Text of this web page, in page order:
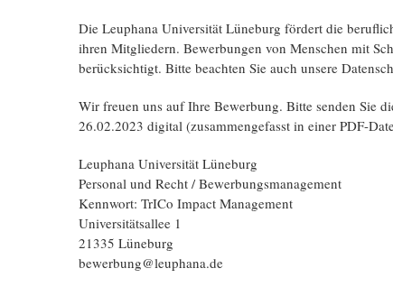
Die Leuphana Universität Lüneburg fördert die
ihren Mitgliedern. Bewerbungen von Menschen mit
berücksichtigt. Bitte beachten Sie auch unsere
Wir freuen uns auf Ihre Bewerbung. Bitte senden Sie
26.02.2023 digital (zusammengefasst in einer PDF-
Leuphana Universität Lüneburg
Personal und Recht / Bewerbungsmanagement
Kennwort: TrICo Impact Management
Universitätsallee 1
21335 Lüneburg
bewerbung@leuphana.de